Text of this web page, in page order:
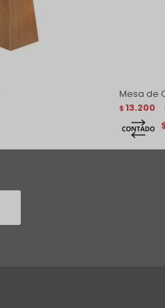
Mesa de
$ 13.200
$